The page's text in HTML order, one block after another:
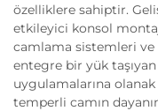
özelliklere sahiptir.
etkileyici konsol
camlama sistemleri ve
entegre bir yük
uygulamalarına
temperli camın